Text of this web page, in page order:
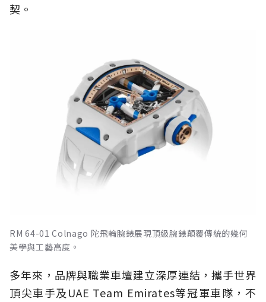
契。
RM 64-01 Colnago 陀飛輪腕錶展現頂級腕錶顛覆傳統的幾何
美學與工藝高度。
多年來，品牌與職業車壇建立深厚連結，攜手世界
頂尖車手及UAE Team Emirates等冠軍車隊，不